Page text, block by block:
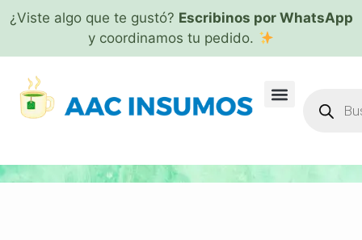
¿Viste algo que te gustó? Escribinos por WhatsApp
y coordinamos tu pedido.